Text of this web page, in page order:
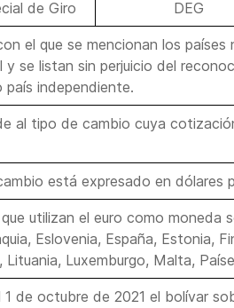
de Giro DEG
el que se mencionan los
y se listan sin perjuicio del
independiente.
al tipo de cambio cuya
está expresado en dólares
utilizan el euro como moneda
Eslovenia, España, Estonia,
Lituania, Luxemburgo, Malta,
de octubre de 2021 el bolívar